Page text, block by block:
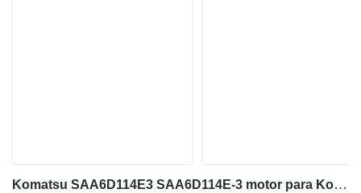
Komatsu SAA6D114E3 SAA6D114E-3 motor para Komatsu excavadora